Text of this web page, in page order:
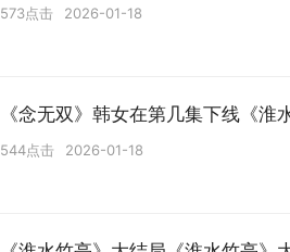
573点击 2026-01-18
《念无双》韩女在第几集下线《淮
544点击 2026-01-18